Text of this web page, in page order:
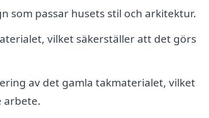
som passar husets stil och arkitektur.
vilket säkerställer att det görs
av det gamla takmaterialet, vilket
arbete.